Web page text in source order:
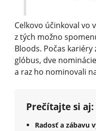
Celkovo účinkoval vo
z tých možno
Bloods. Počas
glóbus, dve
a raz ho nominovali
Prečítajte si aj:
Radosť a zábavu